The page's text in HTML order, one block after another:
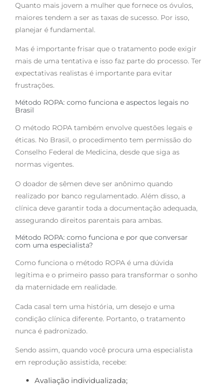
Quanto mais jovem a mulher que fornece os óvulos,
maiores tendem a ser as taxas de sucesso. Por isso,
planejar é fundamental.
Mas é importante frisar que o tratamento pode exigir
mais de uma tentativa e isso faz parte do processo. Ter
expectativas realistas é importante para evitar
frustrações.
Método ROPA: como funciona e aspectos legais no
Brasil
O método ROPA também envolve questões legais e
éticas. No Brasil, o procedimento tem permissão do
Conselho Federal de Medicina, desde que siga as
normas vigentes.
O doador de sêmen deve ser anônimo quando
realizado por banco regulamentado. Além disso, a
clínica deve garantir toda a documentação adequada,
assegurando direitos parentais para ambas.
Método ROPA: como funciona e por que conversar
com uma especialista?
Como funciona o método ROPA é uma dúvida
legítima e o primeiro passo para transformar o sonho
da maternidade em realidade.
Cada casal tem uma história, um desejo e uma
condição clínica diferente. Portanto, o tratamento
nunca é padronizado.
Sendo assim, quando você procura uma especialista
em reprodução assistida, recebe:
Avaliação individualizada;